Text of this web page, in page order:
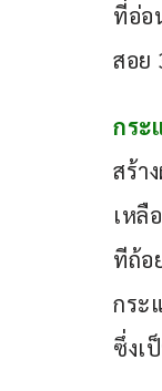
ที่อ่อ
สอย
กระ
สร้า
เหลื
ทีถ้อ
กระ
ซึ่งเ